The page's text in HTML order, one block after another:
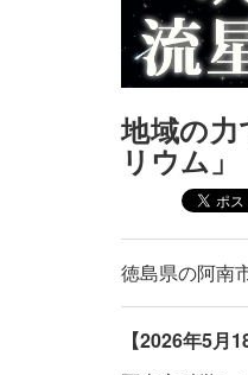
地域の
リウム」
徳島県の阿南
【2026年5月